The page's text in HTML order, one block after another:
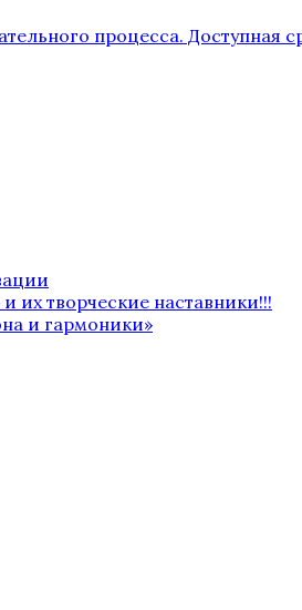
процесса. Доступная
их творческие наставники!!!
и гармоники»